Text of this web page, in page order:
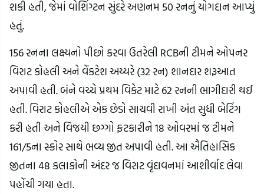
શકી હતી, જેમાં વોશિંગ્ટન સુંદરે અણનમ 50 રનનું યોગદાન આપ્યું
હતું.
156 રનના લક્ષ્યનો પીછો કરવા ઉતરેલી RCBની ટીમને ઓપનર
વિરાટ કોહલી અને વેંકટેશ અય્યરે (32 રન) શાનદાર શરૂઆત
અપાવી હતી. બંને વચ્ચે પ્રથમ વિકેટ માટે 62 રનની ભાગીદારી થઈ
હતી. વિરાટ કોહલીએ એક છેડો સાચવી રાખી અંત સુધી બેટિંગ
કરી હતી અને વિજયી છગ્ગો ફટકારીને 18 ઓવરમાં જ ટીમને
161/5ના સ્કોર સાથે ભવ્ય જીત અપાવી હતી. આ ઐતિહાસિક
જીતના 48 કલાકોની અંદર જ વિરાટ વૃંદાવનમાં આશીર્વાદ લેવા
પહોંચી ગયા હતા.